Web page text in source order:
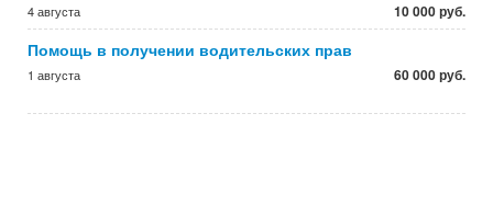
4 августа 10 000 руб.
Помощь в получении водительских прав
1 августа 60 000 руб.